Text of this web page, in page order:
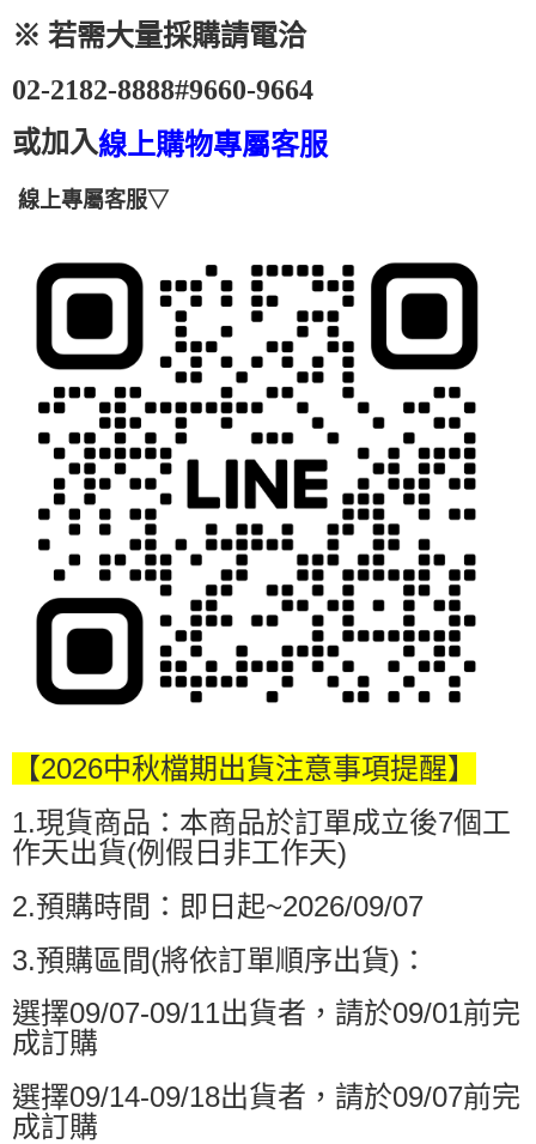
醒簡訊。
帳／街口支付／iPASS MONEY」等通路繳費。
1.本服務係由「台灣大哥大股份有限公司」（以下簡稱本公司）所提供，讓
用戶於交易時，得透過本服務購買商品或服務，並由商店將買賣／分期付款
買賣價金債權讓與本公司後，依約使用本公司帳單繳交帳款。
2.基於同意付款使用「大哥付你分期」之契約關係目的，商店將以您的個人
3.完整用戶服務條款，請詳閱以下連結：https://oppay.tw/userRule
【「AFTEE先享後付」結帳流程】
１．於結帳方式選擇「AFTEE先享後付」後，將跳轉至「AFTEE先享後付」
２．訂單成立數日內，您將收到繳費通知簡訊。
ATM／網路銀行／等多元方式進行付款，方視為交易完成。
※ 請注意：結帳手續完成當下不需立刻繳費，但若您需要取消訂單，請聯絡
後付繳納相關費用。
客戶支援中心」
https://netprotections.freshdesk.com/support/home
【注意事項】
１．透過由恩沛科技股份有限公司提供之「AFTEE先享後付」服務完成之交
易，需依本服務之必要範圍內提供個人資料，並將交易相關給付款項請求債
權轉讓予恩沛科技股份有限公司。
２．關於個人資料處理事宜，請瀏覽以下網址：
https://aftee.tw/terms/#terms3
３．未成年的使用者請事先徵得法定代理人或監護人之同意方可使用
「AFTEE先享後付」，若未經同意申辦者引起之損失，本公司不負相關責
任。
４．使用「AFTEE先享後付」時，將依據個別帳號之用戶狀況，依本公司即
時審查核予不同之上限額度；若仍有額度不足之情形，本公司將視審查結果
請求用戶進行身份認證。
５．嚴禁一人註冊多個帳號或使用他人資訊註冊。若發現惡意使用之情形，
恩沛科技股份有限公司將有權停止該用戶之使用額度並採取法律行動。
免運費
※ 若需大量採購請電洽
02-2182-8888#9660-9664
或加入線上購物專屬客服
線上專屬客服▽
【2026中秋檔期出貨注意事項提醒】
1.現貨商品：本商品於訂單成立後7個工
作天出貨(例假日非工作天)
2.預購時間：即日起~2026/09/07
3.預購區間(將依訂單順序出貨)：
選擇09/07-09/11出貨者，請於09/01前完
成訂購
選擇09/14-09/18出貨者，請於09/07前完
成訂購